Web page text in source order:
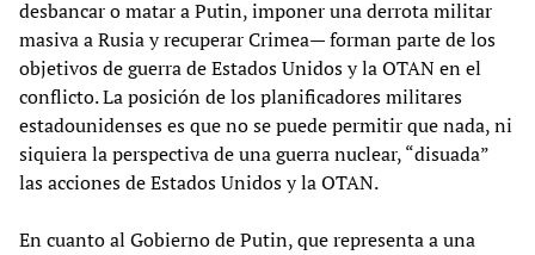
desbancar o matar a Putin, imponer una derrota militar
masiva a Rusia y recuperar Crimea— forman parte de los
objetivos de guerra de Estados Unidos y la OTAN en el
conflicto. La posición de los planificadores militares
estadounidenses es que no se puede permitir que nada, ni
siquiera la perspectiva de una guerra nuclear, “disuada”
las acciones de Estados Unidos y la OTAN.
En cuanto al Gobierno de Putin, que representa a una